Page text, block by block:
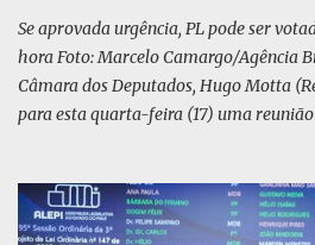
Se aprovada urgência, PL pode ser
hora Foto: Marcelo Camargo/Agência
Câmara dos Deputados, Hugo Motta
para esta quarta-feira (17) uma
disse, em uma rede social, que a
urgência dos projetos que tratam do